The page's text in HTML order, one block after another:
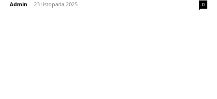
Admin - 23 listopada 2025 0